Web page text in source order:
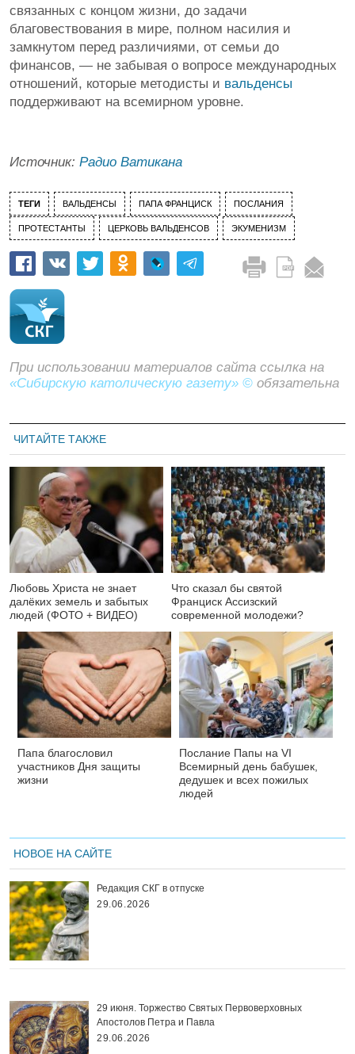
связанных с концом жизни, до задачи
благовествования в мире, полном насилия и
замкнутом перед различиями, от семьи до
финансов, — не забывая о вопросе международных
отношений, которые методисты и вальденсы
поддерживают на всемирном уровне.
Источник: Радио Ватикана
ТЕГИ ВАЛЬДЕНСЫ ПАПА ФРАНЦИСК ПОСЛАНИЯ
ПРОТЕСТАНТЫ ЦЕРКОВЬ ВАЛЬДЕНСОВ ЭКУМЕНИЗМ
При использовании материалов сайта ссылка на
«Сибирскую католическую газету» © обязательна
ЧИТАЙТЕ ТАКЖЕ
Любовь Христа не знает
далёких земель и забытых
людей (ФОТО + ВИДЕО)
Что сказал бы святой
Франциск Ассизский
современной молодежи?
Папа благословил
участников Дня защиты
жизни
Послание Папы на VI
Всемирный день бабушек,
дедушек и всех пожилых
людей
НОВОЕ НА САЙТЕ
Редакция СКГ в отпуске
29.06.2026
29 июня. Торжество Святых Первоверховных
Апостолов Петра и Павла
29.06.2026